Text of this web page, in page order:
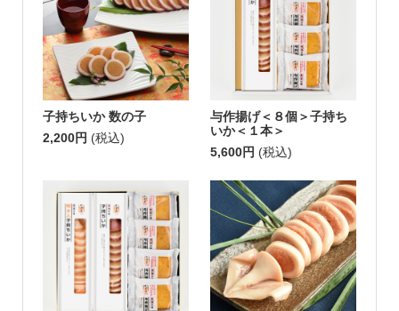
子持ちいか 数の子
2,200円 (税込)
与作揚げ＜８個＞子持ち
いか＜１本＞
5,600円 (税込)